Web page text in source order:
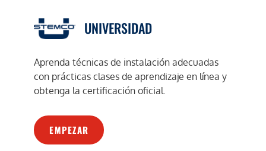
UNIVERSIDAD
Aprenda técnicas de instalación adecuadas
con prácticas clases de aprendizaje en línea y
obtenga la certificación oficial.
EMPEZAR